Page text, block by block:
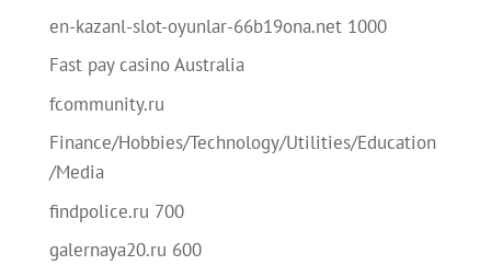
en-kazanl-slot-oyunlar-66b19ona.net 1000
Fast pay casino Australia
fcommunity.ru
Finance/Hobbies/Technology/Utilities/Education
/Media
findpolice.ru 700
galernaya20.ru 600